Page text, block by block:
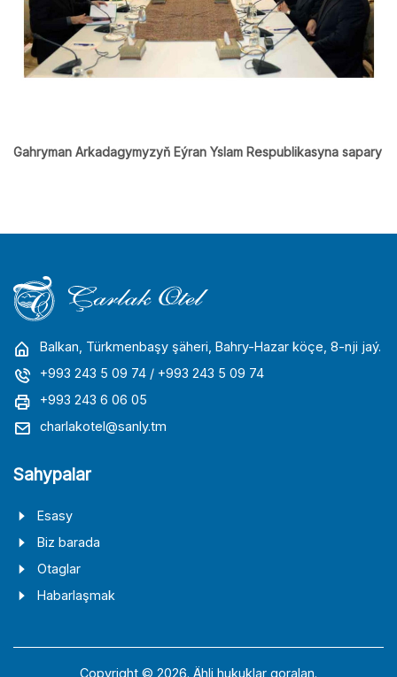
Gahryman Arkadagymyzyň Eýran Yslam Respublikasyna sapary
Balkan, Türkmenbaşy şäheri, Bahry-Hazar köçe, 8-nji jaý.
+993 243 5 09 74 / +993 243 5 09 74
+993 243 6 06 05
charlakotel@sanly.tm
Sahypalar
Esasy
Biz barada
Otaglar
Habarlaşmak
Copyright © 2026. Ähli hukuklar goralan.